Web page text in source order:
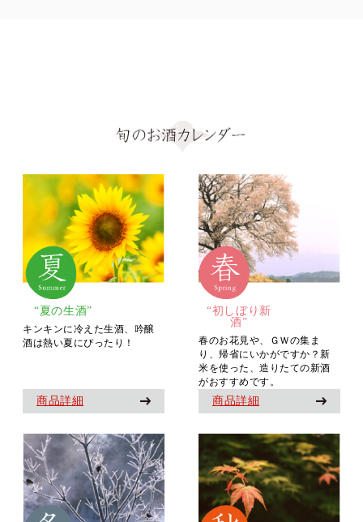
“初しぼり新
酒”
春のお花見や、ＧＷの集ま
り、帰省にいかがですか？新
米を使った、造りたての新酒
がおすすめです。
商品詳細
“夏の生酒”
キンキンに冷えた生酒、吟醸
酒は熱い夏にぴったり！
商品詳細